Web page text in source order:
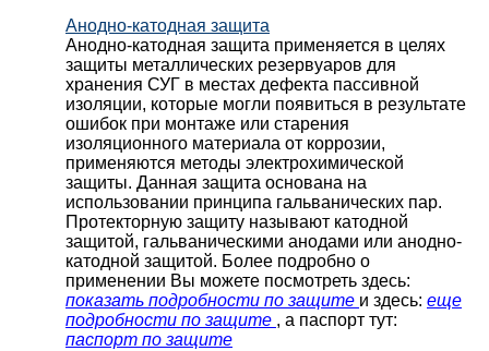
Анодно-катодная защита
Анодно-катодная защита применяется в целях
защиты металлических резервуаров для
хранения СУГ в местах дефекта пассивной
изоляции, которые могли появиться в результате
ошибок при монтаже или старения
изоляционного материала от коррозии,
применяются методы электрохимической
защиты. Данная защита основана на
использовании принципа гальванических пар.
Протекторную защиту называют катодной
защитой, гальваническими анодами или анодно-
катодной защитой. Более подробно о
применении Вы можете посмотреть здесь:
показать подробности по защите и здесь: еще
подробности по защите , а паспорт тут:
паспорт по защите